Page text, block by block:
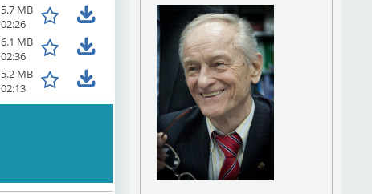
5.7 MB
02:26
6.1 MB
02:36
5.2 MB
02:13